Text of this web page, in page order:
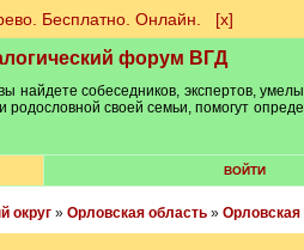
Бесплатно. Онлайн. [х]
форум ВГД
собеседников, экспертов,
своей семьи, помогут
ВОЙТИ
округ» Орловская область» Орловская